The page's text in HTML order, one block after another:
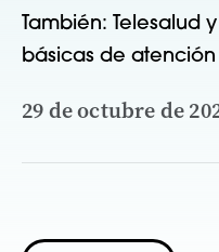
También: Telesalud
básicas de
29 de octubre de